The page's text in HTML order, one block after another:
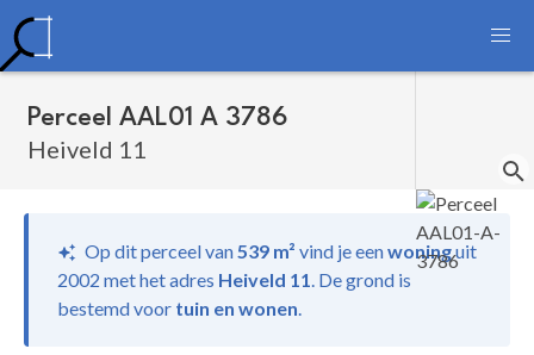
Perceel AAL01 A 3786
Heiveld 11
Op dit perceel van539 m² vind jeeenwoninguit
2002 met het adres Heiveld 11. De grond is
bestemd voor tuin en wonen.